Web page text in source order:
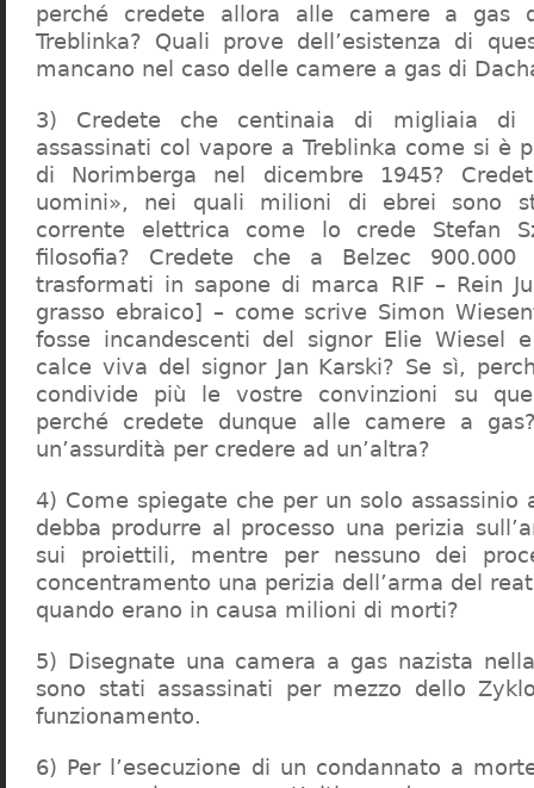
perché credete allora alle camere a gas
Treblinka? Quali prove dell’esistenza di
mancano nel caso delle camere a gas di
3) Credete che centinaia di migliaia di
assassinati col vapore a Treblinka come si è
di Norimberga nel dicembre 1945?
uomini», nei quali milioni di ebrei sono
corrente elettrica come lo crede Stefan
filosofia? Credete che a Belzec
trasformati in sapone di marca RIF – Rein
grasso ebraico] – come scrive Simon
fosse incandescenti del signor Elie Wiesel
calce viva del signor Jan Karski? Se sì,
condivide più le vostre convinzioni su
perché credete dunque alle camere a
un’assurdità per credere ad un’altra?
4) Come spiegate che per un solo assassinio
debba produrre al processo una perizia
sui proiettili, mentre per nessuno dei
concentramento una perizia dell’arma del
quando erano in causa milioni di morti?
5) Disegnate una camera a gas nazista
sono stati assassinati per mezzo dello
funzionamento.
6) Per l’esecuzione di un condannato a